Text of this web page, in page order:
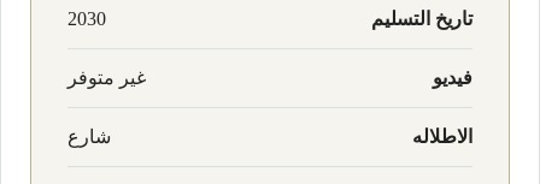
تاريخ التسليم 2030
فيديو غير متوفر
الاطلاله شارع